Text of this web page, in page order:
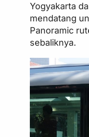
Yogyakarta
mendatang
Panoramic
sebaliknya.